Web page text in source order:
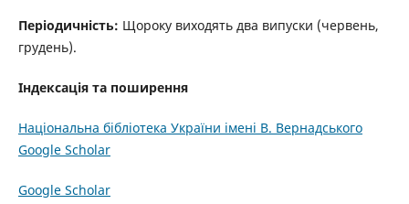
Періодичність: Щороку виходять два випуски (червень,
грудень).
Індексація та поширення
Національна бібліотека України імені В. Вернадського
Google Scholar
Google Scholar